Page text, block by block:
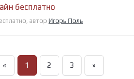
бесплатно
автор Игорь Поль
« 1 2 3 »